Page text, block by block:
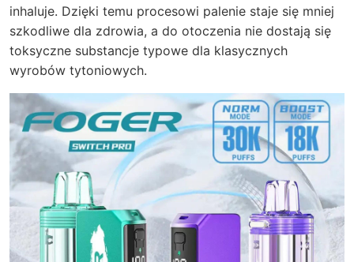
inhaluje. Dzięki temu procesowi palenie staje się mniej
szkodliwe dla zdrowia, a do otoczenia nie dostają się
toksyczne substancje typowe dla klasycznych
wyrobów tytoniowych.